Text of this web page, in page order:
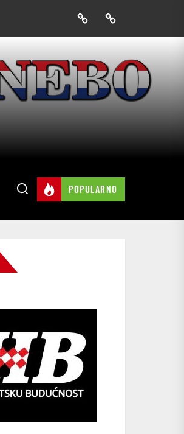
PrijavakSkini
mobilnu
Hrvatskog
neba
POPULARNO